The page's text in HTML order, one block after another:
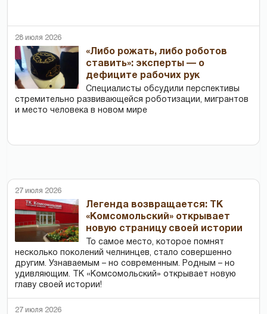
28 июля 2026
«Либо рожать, либо роботов
ставить»: эксперты — о
дефиците рабочих рук
Специалисты обсудили перспективы
стремительно развивающейся роботизации, мигрантов
и место человека в новом мире
27 июля 2026
Легенда возвращается: ТК
«Комсомольский» открывает
новую страницу своей истории
То самое место, которое помнят
несколько поколений челнинцев, стало совершенно
другим. Узнаваемым – но современным. Родным – но
удивляющим. ТК «Комсомольский» открывает новую
главу своей истории!
27 июля 2026